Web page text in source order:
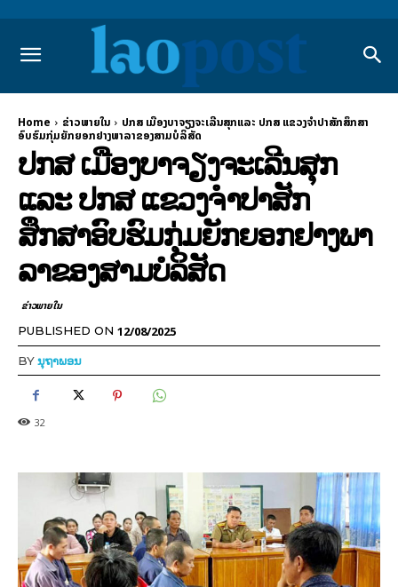
Home ຂ່າວພາຍ​ໃນ
ປກສ ເມືອງບາຈຽງຈະເລີນສຸກແລະ ປກສ ແຂວງຈຳປາສັກສຶກສາ
ອົບຮົມກຸ່ມຍັກຍອກຢາງພາລາຂອງສາມບໍລິສັດ
ປກສ ເມືອງບາຈຽງຈະເລີນສຸກ
ແລະ ປກສ ແຂວງຈຳປາສັກ
ສຶກສາອົບຮົມກຸ່ມຍັກຍອກຢາງພາ
ລາຂອງສາມບໍລິສັດ
ຂ່າວພາຍ​ໃນ
PUBLISHED ON 12/08/2025
BYນຸຖາພອນ
32